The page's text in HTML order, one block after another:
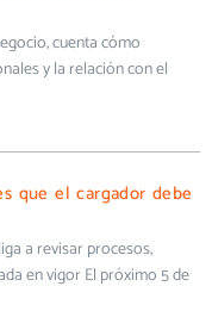
cuenta cómo
y la relación con el
que el cargador debe
a revisar procesos,
en vigor El próximo 5 de